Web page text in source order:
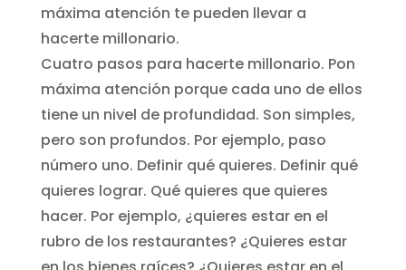
máxima atención te pueden llevar a
hacerte millonario.
Cuatro pasos para hacerte millonario. Pon
máxima atención porque cada uno de ellos
tiene un nivel de profundidad. Son simples,
pero son profundos. Por ejemplo, paso
número uno. Definir qué quieres. Definir qué
quieres lograr. Qué quieres que quieres
hacer. Por ejemplo, ¿quieres estar en el
rubro de los restaurantes? ¿Quieres estar